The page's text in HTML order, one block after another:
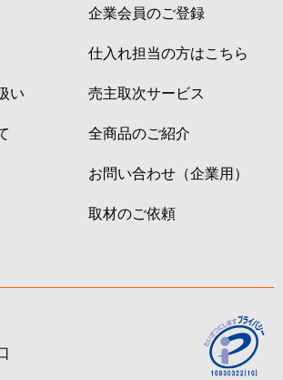
い
企業会員のご登録
仕入れ担当の方はこちら
売主取次サービス
全商品のご紹介
お問い合わせ（企業用）
取材のご依頼